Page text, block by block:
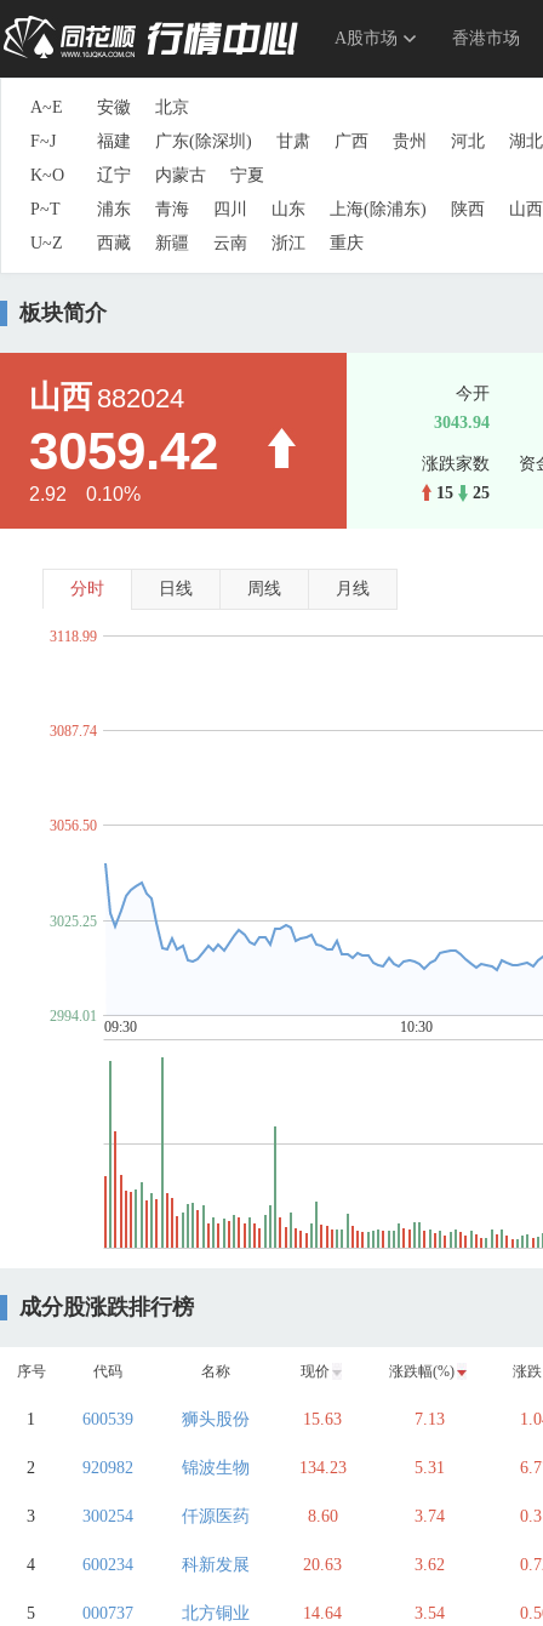
A股市场 香港市场
A~E 安徽
北京
F~J
福建 广东(除深圳) 甘肃 广西 贵州 河北
湖北
K~O
辽宁 内蒙古
宁夏
P~T
浦东 青海 四川 山东 上海(除浦东) 陕西
山西
U~Z
西藏 新疆 云南 浙江 重庆
板块简介
山西 882024
3059.42
2.92 0.10%
今开
3043.94
涨跌家数
15
25
资
分时 日线 周线 月线
2994.01
3025.25
3056.50
3087.74
3118.99
09:30 10:30
成分股涨跌排行榜
序号 代码 名称 现价 涨跌幅(%) 涨跌
1 600539 狮头股份 15.63 7.13
2 920982 锦波生物 134.23 5.31
3 300254 仟源医药 8.60 3.74
4 600234 科新发展 20.63 3.62
5 000737 北方铜业 14.64 3.54